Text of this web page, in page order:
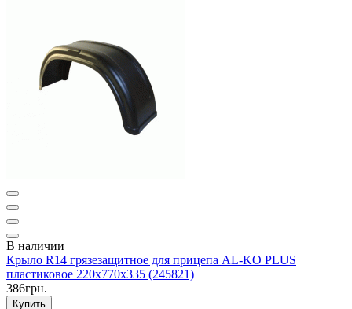
В наличии
Крыло R14 грязезащитное для прицепа AL-KO PLUS
пластиковое 220x770x335 (245821)
386грн.
Купить